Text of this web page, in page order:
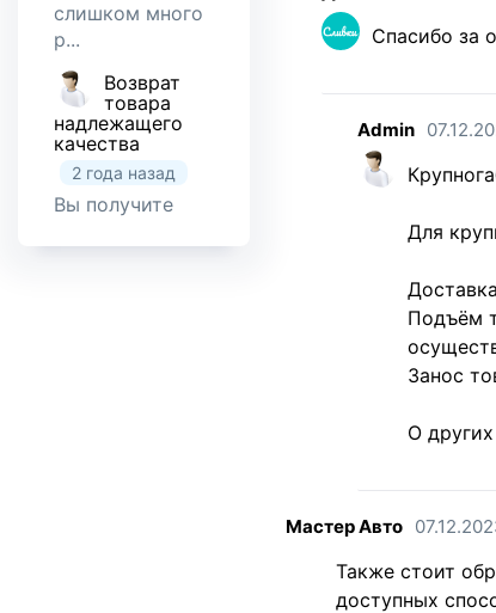
слишком много
р...
Возврат
товара
надлежащего
качества
2 года назад
Вы получите
Спасибо за
Admin
Для
Подъём
Занос
О
Мастер Авто
Также стоит
доступных